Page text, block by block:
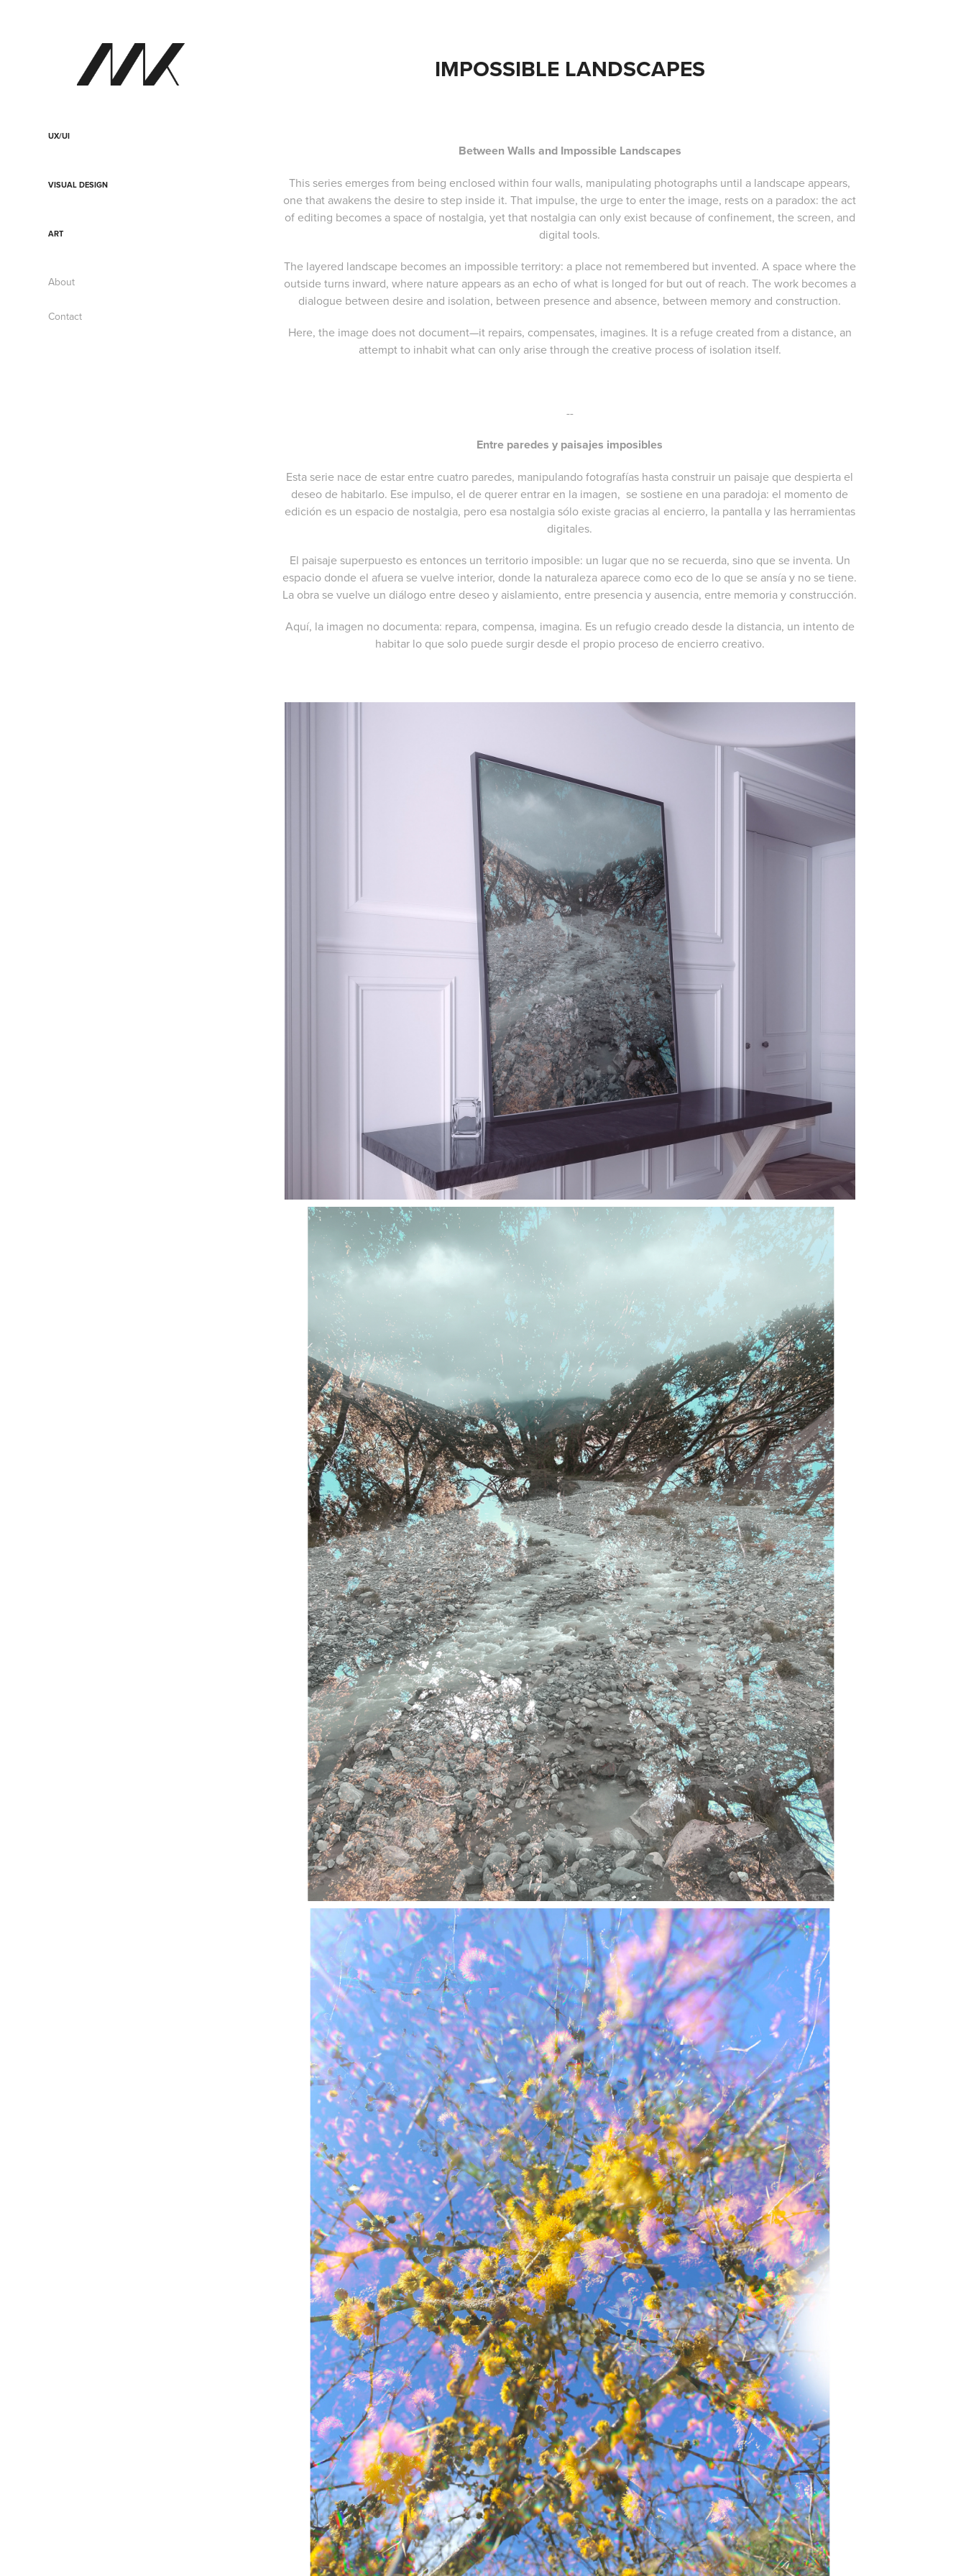
UX/UI
VISUAL DESIGN
ART
About
Contact
IMPOSSIBLE LANDSCAPES
Between Walls and Impossible Landscapes
This series emerges from being enclosed within four walls, manipulating photographs until a landscape appears,
one that awakens the desire to step inside it. That impulse, the urge to enter the image, rests on a paradox: the act
of editing becomes a space of nostalgia, yet that nostalgia can only exist because of confinement, the screen, and
digital tools.
The layered landscape becomes an impossible territory: a place not remembered but invented. A space where the
outside turns inward, where nature appears as an echo of what is longed for but out of reach. The work becomes a
dialogue between desire and isolation, between presence and absence, between memory and construction.
Here, the image does not document—it repairs, compensates, imagines. It is a refuge created from a distance, an
attempt to inhabit what can only arise through the creative process of isolation itself.
--
Entre paredes y paisajes imposibles
Esta serie nace de estar entre cuatro paredes, manipulando fotografías hasta construir un paisaje que despierta el
deseo de habitarlo. Ese impulso, el de querer entrar en la imagen, se sostiene en una paradoja: el momento de
edición es un espacio de nostalgia, pero esa nostalgia sólo existe gracias al encierro, la pantalla y las herramientas
digitales.
El paisaje superpuesto es entonces un territorio imposible: un lugar que no se recuerda, sino que se inventa. Un
espacio donde el afuera se vuelve interior, donde la naturaleza aparece como eco de lo que se ansía y no se tiene.
La obra se vuelve un diálogo entre deseo y aislamiento, entre presencia y ausencia, entre memoria y construcción.
Aquí, la imagen no documenta: repara, compensa, imagina. Es un refugio creado desde la distancia, un intento de
habitar lo que solo puede surgir desde el propio proceso de encierro creativo.